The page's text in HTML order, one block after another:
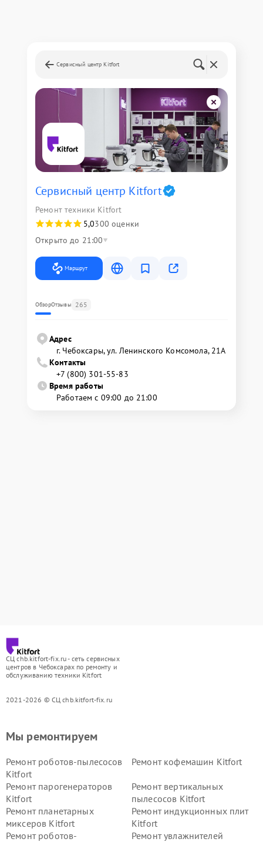
Сервисный центр Kitfort
Сервисный центр Kitfort
Ремонт техники Kitfort
5,0300 оценки
Открыто до 21:00
Маршрут
ОбзорОтзывы 265
Адрес
г. Чебоксары, ул. Ленинского Комсомола, 21А
Контакты
+7 (800) 301-55-83
Время работы
Работаем с 09:00 до 21:00
СЦ chb.kitfort-fix.ru - сеть сервисных
центров в Чебоксарах по ремонту и
обслуживанию техники Kitfort
2021-2026 © СЦ chb.kitfort-fix.ru
Мы ремонтируем
Ремонт роботов-пылесосов
Kitfort
Ремонт кофемашин Kitfort
Ремонт парогенераторов
Kitfort
Ремонт вертикальных
пылесосов Kitfort
Ремонт планетарных
миксеров Kitfort
Ремонт индукционных плит
Kitfort
Ремонт роботов-
Ремонт увлажнителей